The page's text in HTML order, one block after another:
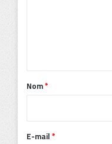
a
i
r
e
Nom*
E-mail*